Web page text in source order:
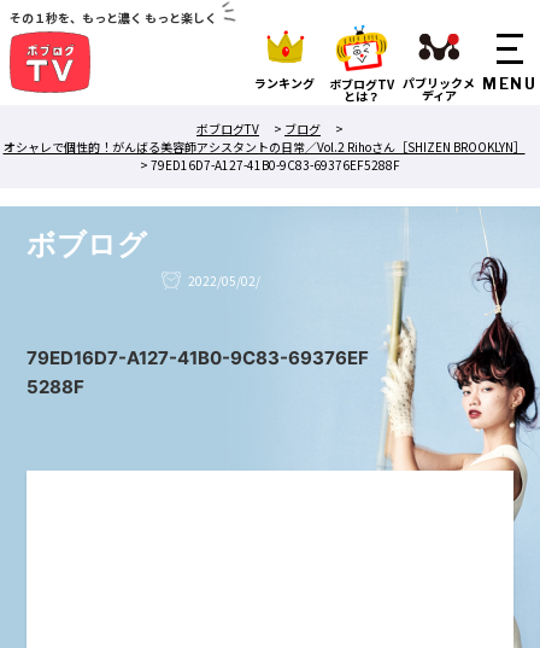
その１秒を、もっと濃く もっと楽しく
ランキング ボブログTV
とは？
パブリックメ
ディア
ボブログTV
> ブログ
>
オシャレで個性的！がんばる美容師アシスタントの日常／Vol.2 Rihoさん［SHIZEN BROOKLYN］
> 79ED16D7-A127-41B0-9C83-69376EF5288F
ボブログ
2022/05/02/
79ED16D7-A127-41B0-9C83-69376EF
5288F